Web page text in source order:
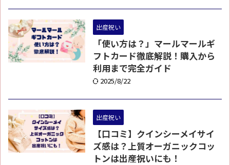
出産祝い
「使い方は？」マールマールギ
フトカード徹底解説！購入から
利用まで完全ガイド
2025/8/22
出産祝い
【口コミ】クインシーメイサイ
ズ感は？上質オーガニックコッ
トンは出産祝いにも！